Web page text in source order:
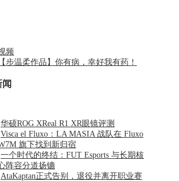
频
【步温柔作品】你有病，幸好我有药！
闻
华硕ROG XReal R1 XR眼镜评测
Visca el Fluxo：LA MASIA 战队在 Fluxo
旗下找到新归宿
一个时代的终结：FUT Esports 与长期核
阵容分道扬镳
AtaKaptan正式告别，退役并离开职业赛